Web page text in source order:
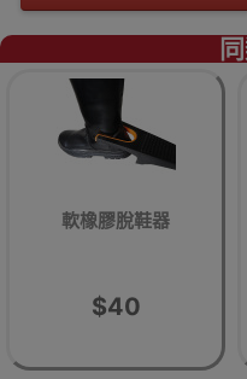
軟橡膠脫鞋器
$40